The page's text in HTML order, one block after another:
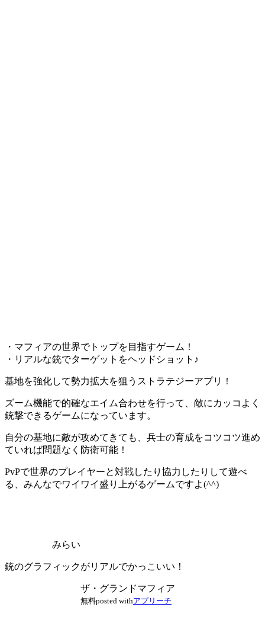
・マフィアの世界でトップを目指すゲーム！
・リアルな銃でターゲットをヘッドショット♪
基地を強化して勢力拡大を狙うストラテジーアプリ！
ズーム機能で的確なエイム合わせを行って、敵にカッコよく
銃撃できるゲームになっています。
自分の基地に敵が攻めてきても、兵士の育成をコツコツ進め
ていれば問題なく防衛可能！
PvPで世界のプレイヤーと対戦したり協力したりして遊べ
る、 みんなでワイワイ盛り上がるゲームですよ(^^)
みらい
銃のグラフィックがリアルでかっこいい！
ザ・グランドマフィア
無料posted withアプリーチ